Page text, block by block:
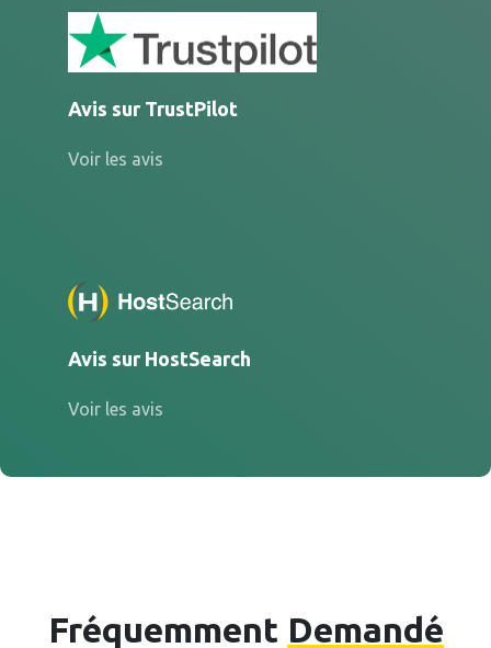
Avis sur TrustPilot
Voir les avis
Avis sur HostSearch
Voir les avis
Fréquemment Demandé